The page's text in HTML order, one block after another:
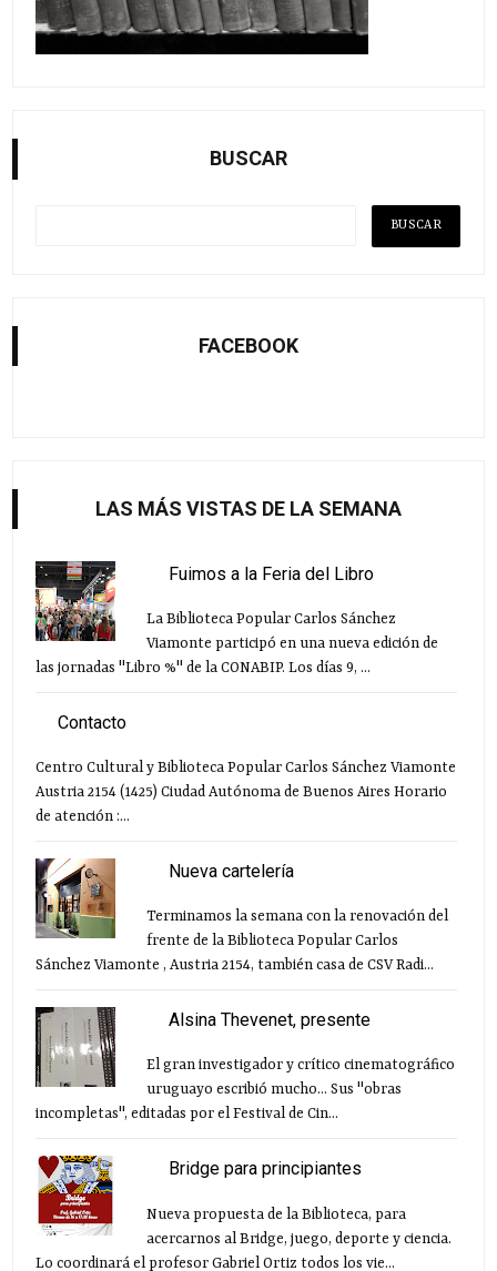
BUSCAR
FACEBOOK
LAS MÁS VISTAS DE LA SEMANA
Fuimos a la Feria del Libro
La Biblioteca Popular Carlos Sánchez
Viamonte participó en una nueva edición de
las jornadas "Libro %" de la CONABIP. Los días 9, ...
Contacto
Centro Cultural y Biblioteca Popular Carlos Sánchez Viamonte
Austria 2154 (1425) Ciudad Autónoma de Buenos Aires Horario
de atención :...
Nueva cartelería
Terminamos la semana con la renovación del
frente de la Biblioteca Popular Carlos
Sánchez Viamonte , Austria 2154, también casa de CSV Radi...
Alsina Thevenet, presente
El gran investigador y crítico cinematográfico
uruguayo escribió mucho... Sus "obras
incompletas", editadas por el Festival de Cin...
Bridge para principiantes
Nueva propuesta de la Biblioteca, para
acercarnos al Bridge, juego, deporte y ciencia.
Lo coordinará el profesor Gabriel Ortiz todos los vie...